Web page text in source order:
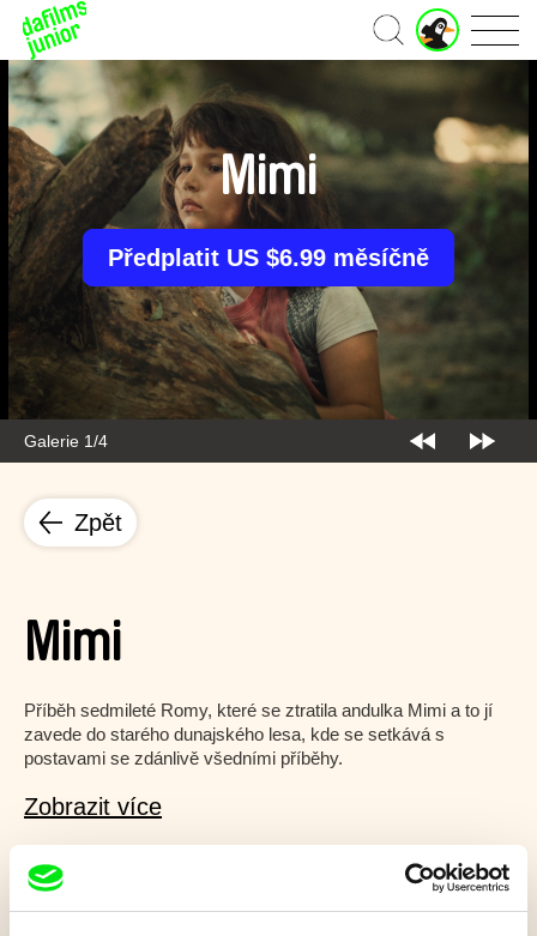
Domů
J
u
i
o
r
ú
Galerie 1/4
Mimi
Předplatit US $6.99 měsíčně
Zpět
Mimi
Příběh sedmileté Romy, které se ztratila andulka Mimi a to jí
zavede do starého dunajského lesa, kde se setkává s
postavami se zdánlivě všedními příběhy.
Zobrazit více